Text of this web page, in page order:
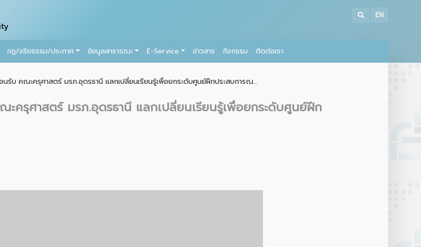
EN
กฏ/จริยธรรม/ประกาศ ข้อมูลสาธารณะ E-Service ข่าวสาร กิจกรรม ติดต่อเรา
รับ คณะครุศาสตร์ มรภ.อุดรธานี แลกเปลี่ยนเรียนรู้เพื่อยกระดับศูนย์ฝึกประสบการณ...
ครุศาสตร์ มรภ.อุดรธานี แลกเปลี่ยนเรียนรู้เพื่อยกระดับศูนย์ฝึก